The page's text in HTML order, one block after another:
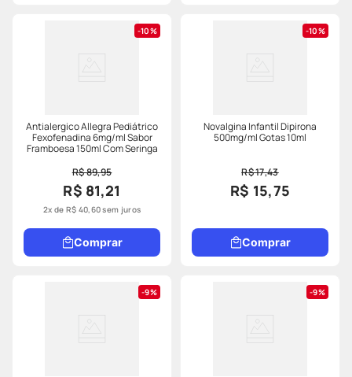
10%
Antialergico Allegra Pediátrico
Fexofenadina 6mg/ml Sabor
Framboesa 150ml Com Seringa
R$ 89,95
R$ 81,21
2x de R$ 40,60sem juros
Comprar
10%
Novalgina Infantil Dipirona
500mg/ml Gotas 10ml
R$ 17,43
R$ 15,75
Comprar
9% 9%